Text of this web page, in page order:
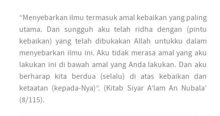
“Menyebarkan ilmu termasuk amal kebaikan yang paling
utama. Dan sungguh aku telah ridha dengan (pintu
kebaikan) yang telah dibukakan Allah untukku dalam
menyebarkan ilmu ini. Aku tidak merasa amal yang aku
lakukan ini di bawah amal yang Anda lakukan. Dan aku
berharap kita berdua (selalu) di atas kebaikan dan
ketaatan (kepada-Nya)”. (Kitab Siyar A’lam An Nubala’
(8/115).